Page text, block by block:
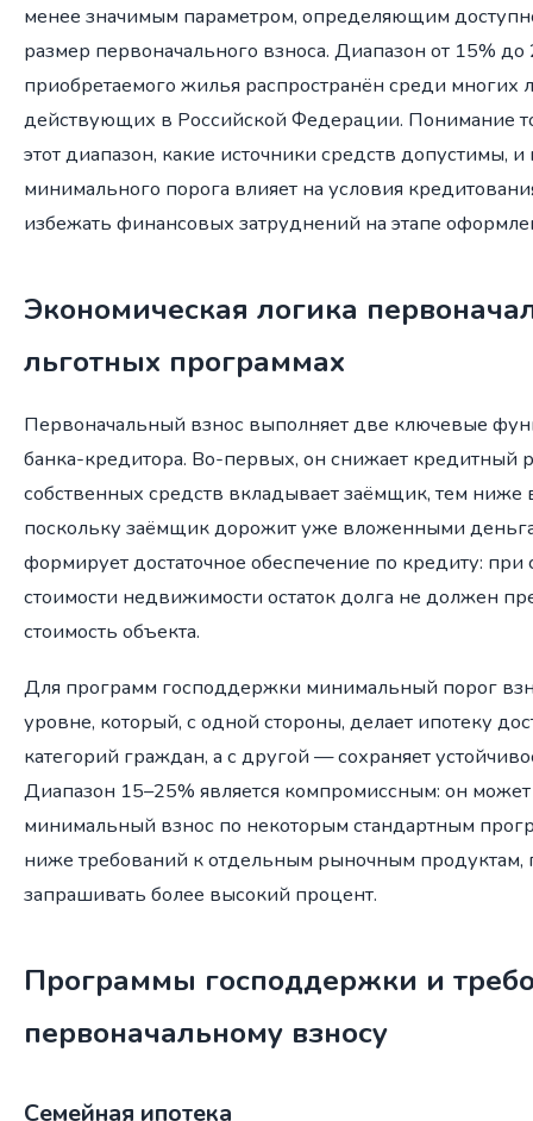
менее значимым параметром, определяющим
размер первоначального взноса. Диапазон от 15% до
приобретаемого жилья распространён среди многих
действующих в Российской Федерации. Понимание
этот диапазон, какие источники средств допустимы,
минимального порога влияет на условия
избежать финансовых затруднений на этапе
Экономическая логика
льготных программах
Первоначальный взнос выполняет две ключевые
банка-кредитора. Во-первых, он снижает кредитный
собственных средств вкладывает заёмщик, тем ниже
поскольку заёмщик дорожит уже вложенными
формирует достаточное обеспечение по кредиту:
стоимости недвижимости остаток долга не должен
стоимость объекта.
Для программ господдержки минимальный порог
уровне, который, с одной стороны, делает ипотеку
категорий граждан, а с другой — сохраняет
Диапазон 15–25% является компромиссным: он
минимальный взнос по некоторым стандартным
ниже требований к отдельным рыночным продуктам,
запрашивать более высокий процент.
Программы господдержки и
первоначальному взносу
Семейная ипотека